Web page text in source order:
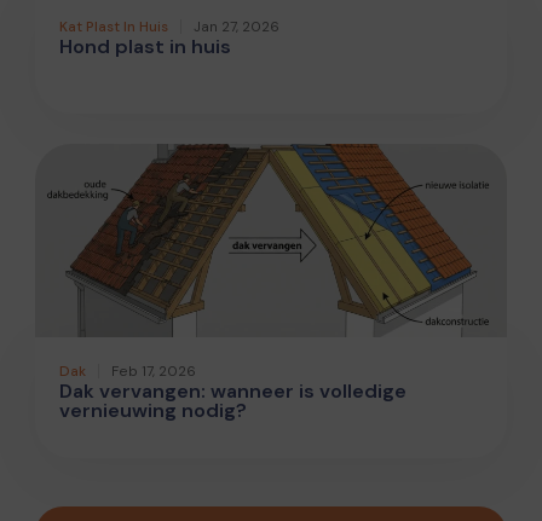
Kat Plast In Huis Jan 27, 2026
Hond plast in huis
Dak Feb 17, 2026
Dak vervangen: wanneer is volledige
vernieuwing nodig?